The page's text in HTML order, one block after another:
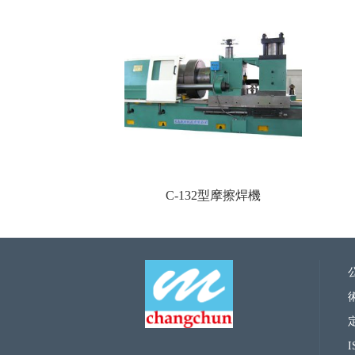
C-132型摩擦焊機